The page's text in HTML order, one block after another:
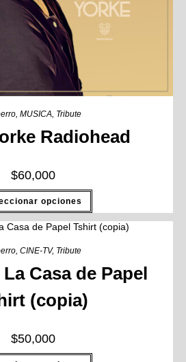
, MUSICA Tribute
Radiohead
$60,000
opciones
, CINE-TV, Tribute
Casa de Papel
(copia)
$50,000